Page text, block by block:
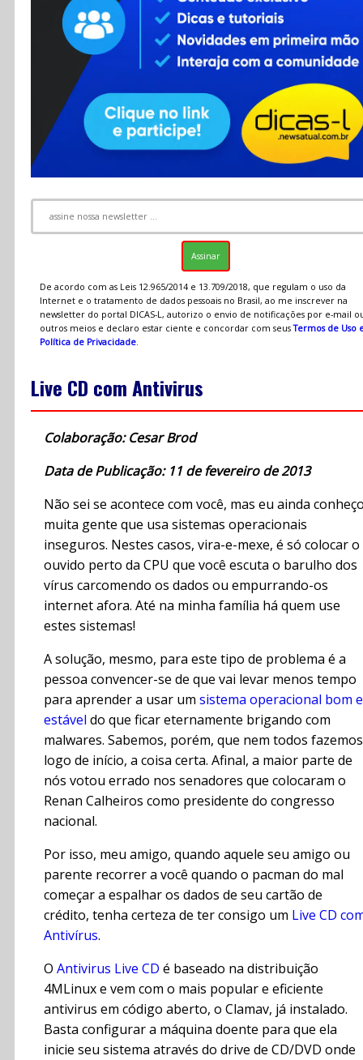
Contato
RSS
De acordo com as Leis 12.965/2014 e 13.709/2018, que regulam o uso da
Internet e o tratamento de dados pessoais no Brasil, ao me inscrever na
newsletter do portal DICAS-L, autorizo o envio de notificações por e-mail
outros meios e declaro estar ciente e concordar com seusTermos de Uso
Política de Privacidade.
Live CD com Antivirus
Colaboração: Cesar Brod
Data de Publicação: 11 de fevereiro de 2013
Não sei se acontece com você, mas eu ainda
muita gente que usa sistemas operacionais
inseguros. Nestes casos, vira-e-mexe, é só colocar o
ouvido perto da CPU que você escuta o barulho dos
vírus carcomendo os dados ou empurrando-os
internet afora. Até na minha família há quem use
estes sistemas!
A solução, mesmo, para este tipo de problema é a
pessoa convencer-se de que vai levar menos tempo
para aprender a usar um sistema operacional bom e
estável do que ficar eternamente brigando com
malwares. Sabemos, porém, que nem todos
logo de início, a coisa certa. Afinal, a maior parte de
nós votou errado nos senadores que colocaram o
Renan Calheiros como presidente do congresso
nacional.
Por isso, meu amigo, quando aquele seu amigo ou
parente recorrer a você quando o pacman do mal
começar a espalhar os dados de seu cartão de
crédito, tenha certeza de ter consigo um Live CD
Antivírus.
O Antivirus Live CD é baseado na distribuição
4MLinux e vem com o mais popular e eficiente
antivirus em código aberto, o Clamav, já instalado.
Basta configurar a máquina doente para que ela
inicie seu sistema através do drive de CD/DVD onde